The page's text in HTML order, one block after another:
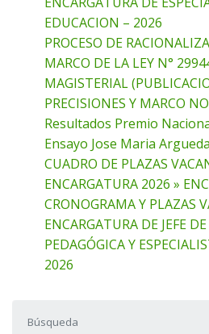
EDUCACION – 2026
PROCESO DE
MARCO DE LA LEY N°
MAGISTERIAL
PRECISIONES Y MARCO
Resultados Premio
Ensayo Jose Maria
CUADRO DE PLAZAS
ENCARGATURA 2026 »
CRONOGRAMA Y PLAZAS
ENCARGATURA DE JEFE
PEDAGÓGICA Y
2026